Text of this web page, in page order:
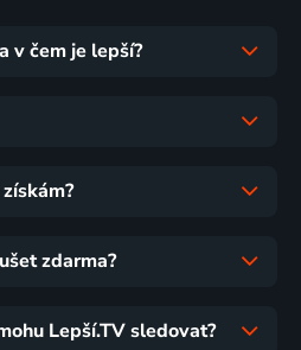
v čem je lepší?
zdarma?
Lepší.TV sledovat?